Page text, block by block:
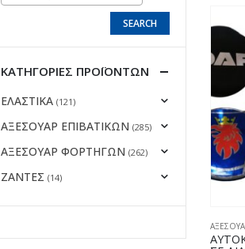
SEARCH
ΚΑΤΗΓΟΡΊΕΣ ΠΡΟΪΌΝΤΩΝ
ΕΛΑΣΤΙΚΑ (121)
ΑΞΕΣΟΥΑΡ ΕΠΙΒΑΤΙΚΩΝ (285)
ΑΞΕΣΟΥΑΡ ΦΟΡΤΗΓΩΝ (262)
ΖΑΝΤΕΣ (14)